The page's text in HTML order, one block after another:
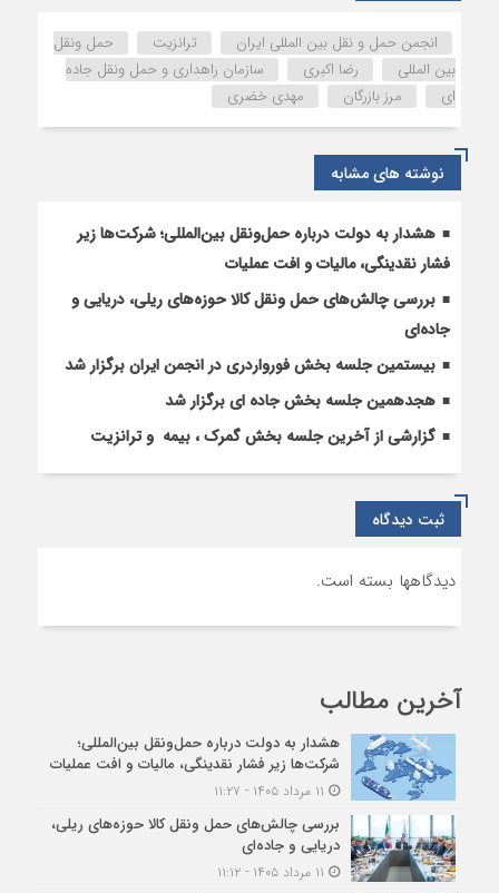
مذاکرات
وزیر
راه
و
شهرسازی
در
مرز
بازرگان
شد
انجمن حمل و نقل بین المللی ایران ترانزیت
حمل ونقل
بین المللی
رضا اکبری
سازمان راهداری و حمل ونقل جاده
ای
مرز بازرگان مهدی خضری
نوشته های مشابه
هشدار به دولت درباره حمل‌ونقل بین‌المللی؛ شرکت‌ها زیر
فشار نقدینگی، مالیات و افت عملیات
بررسی چالش‌های حمل ونقل کالا حوزه‌های ریلی، دریایی و
جاده‌ای
بیستمین جلسه بخش فورواردری در انجمن ایران برگزار شد
هجدهمین جلسه بخش جاده ای برگزار شد
گزارشی از آخرین جلسه بخش گمرک ، بیمه و ترانزیت
ثبت دیدگاه
دیدگاهها بسته است.
آخرین مطالب
هشدار به دولت درباره حمل‌ونقل بین‌المللی؛
شرکت‌ها زیر فشار نقدینگی، مالیات و افت عملیات
بررسی چالش‌های حمل ونقل کالا حوزه‌های ریلی،
دریایی و جاده‌ای